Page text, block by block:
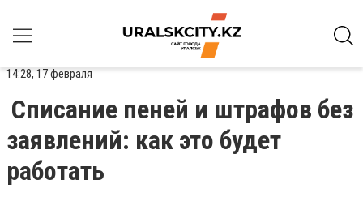
14:28, 17 февраля
Списание пеней и штрафов без
заявлений: как это будет
работать